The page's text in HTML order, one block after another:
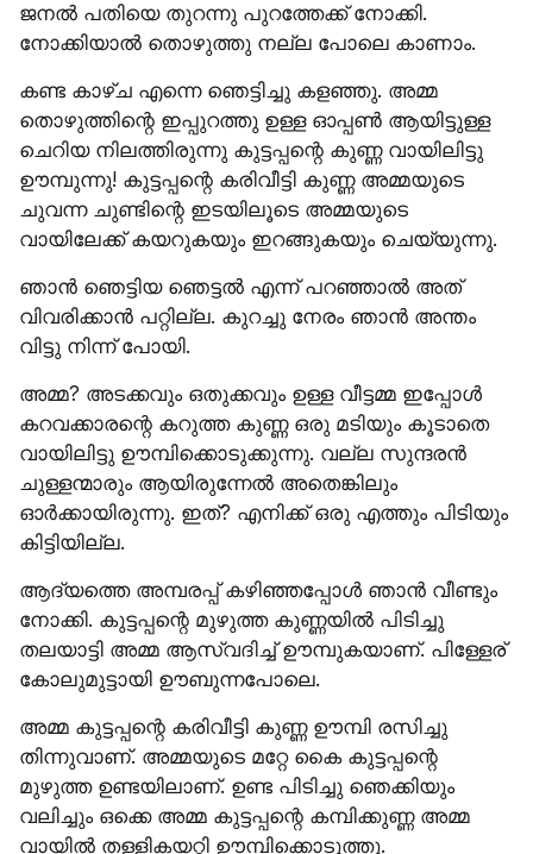
ജനൽ പതിയെ തുറന്നു പുറത്തേക്ക് നോക്കി.
നോക്കിയാൽ തൊഴുത്തു നല്ല പോലെ കാണാം.
കണ്ട കാഴ്ച എന്നെ ഞെട്ടിച്ചു കളഞ്ഞു. അമ്മ
തൊഴുത്തിന്റെ ഇപ്പുറത്തു ഉള്ള ഓപ്പൺ ആയിട്ടുള്ള
ചെറിയ നിലത്തിരുന്നു കുട്ടപ്പന്റെ കുണ്ണ വായിലിട്ടു
ഊമ്പുന്നു! കുട്ടപ്പന്റെ കരിവീട്ടി കുണ്ണ അമ്മയുടെ
ചുവന്ന ചുണ്ടിന്റെ ഇടയിലൂടെ അമ്മയുടെ
വായിലേക്ക് കയറുകയും ഇറങ്ങുകയും ചെയ്യുന്നു.
ഞാൻ ഞെട്ടിയ ഞെട്ടൽ എന്ന് പറഞ്ഞാൽ അത്
വിവരിക്കാൻ പറ്റില്ല. കുറച്ചു നേരം ഞാൻ അന്തം
വിട്ടു നിന്ന് പോയി.
അമ്മ? അടക്കവും ഒതുക്കവും ഉള്ള വീട്ടമ്മ ഇപ്പോൾ
കറവക്കാരന്റെ കറുത്ത കുണ്ണ ഒരു മടിയും കൂടാതെ
വായിലിട്ടു ഊമ്പിക്കൊടുക്കുന്നു. വല്ല സുന്ദരൻ
ചുള്ളന്മാരും ആയിരുന്നേൽ അതെങ്കിലും
ഓർക്കായിരുന്നു. ഇത്? എനിക്ക് ഒരു എത്തും പിടിയും
കിട്ടിയില്ല.
ആദ്യത്തെ അമ്പരപ്പ് കഴിഞ്ഞപ്പോൾ ഞാൻ വീണ്ടും
നോക്കി. കുട്ടപ്പന്റെ മുഴുത്ത കുണ്ണയിൽ പിടിച്ചു
തലയാട്ടി അമ്മ ആസ്വദിച്ച് ഊമ്പുകയാണ്. പിള്ളേര്
കോലുമുട്ടായി ഊബുന്നപോലെ.
അമ്മ കുട്ടപ്പന്റെ കരിവീട്ടി കുണ്ണ ഊമ്പി രസിച്ചു
തിന്നുവാണ്. അമ്മയുടെ മറ്റേ കൈ കുട്ടപ്പന്റെ
മുഴുത്ത ഉണ്ടയിലാണ്. ഉണ്ട പിടിച്ചു ഞെക്കിയും
വലിച്ചും ഒക്കെ അമ്മ കുട്ടപ്പന്റെ കമ്പിക്കുണ്ണ അമ്മ
വായിൽ തള്ളികയറ്റി ഊമ്പിക്കൊടുത്തു.